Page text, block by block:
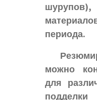
периода.
можно
для